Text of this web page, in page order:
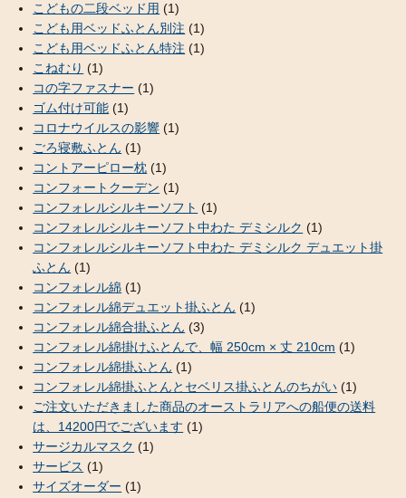
こどもの二段ベッド用 (1)
こども用ベッドふとん別注 (1)
こども用ベッドふとん特注 (1)
こねむり (1)
コの字ファスナー (1)
ゴム付け可能 (1)
コロナウイルスの影響 (1)
ごろ寝敷ふとん (1)
コントアーピロー枕 (1)
コンフォートクーデン (1)
コンフォレルシルキーソフト (1)
コンフォレルシルキーソフト中わた デミシルク (1)
コンフォレルシルキーソフト中わた デミシルク デュエット掛
ふとん (1)
コンフォレル綿 (1)
コンフォレル綿デュエット掛ふとん (1)
コンフォレル綿合掛ふとん (3)
コンフォレル綿掛けふとんで、幅 250cm × 丈 210cm (1)
コンフォレル綿掛ふとん (1)
コンフォレル綿掛ふとんとセベリス掛ふとんのちがい (1)
ご注文いただきました商品のオーストラリアへの船便の送料
は、14200円でございます (1)
サージカルマスク (1)
サービス (1)
サイズオーダー (1)